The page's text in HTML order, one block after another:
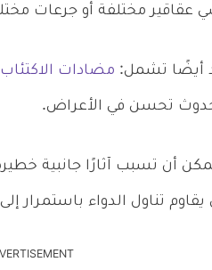
مختلفة أو جرعات
أيضًا تشمل: مضادات الاكتئاب
تحسن في الأعراض.
أن تسبب آثارًا جانبية
تناول الدواء باستمرار